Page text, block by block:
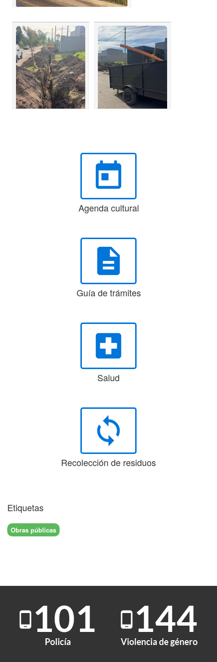
today
Agenda cultural
description
Guía de trámites
local_hospital
Salud
loop
Recolección de residuos
Etiquetas
Obras públicas